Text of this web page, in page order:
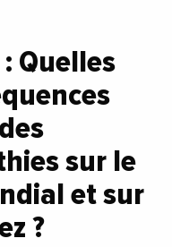
Quelles
sur le
et sur
?